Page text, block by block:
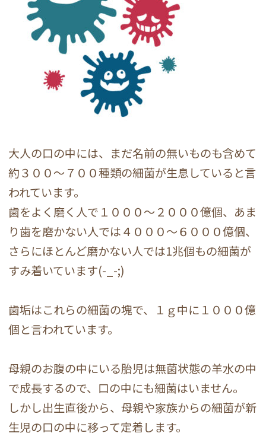
大人の口の中には、まだ名前の無いものも含めて
約３００～７００種類の細菌が生息していると言
われています。
歯をよく磨く人で１０００～２０００億個、あま
り歯を磨かない人では４０００～６０００億個、
さらにほとんど磨かない人では1兆個もの細菌が
すみ着いています(-_-;)
歯垢はこれらの細菌の塊で、１ｇ中に１０００億
個と言われています。
母親のお腹の中にいる胎児は無菌状態の羊水の中
で成長するので、口の中にも細菌はいません。
しかし出生直後から、母親や家族からの細菌が新
生児の口の中に移って定着します。